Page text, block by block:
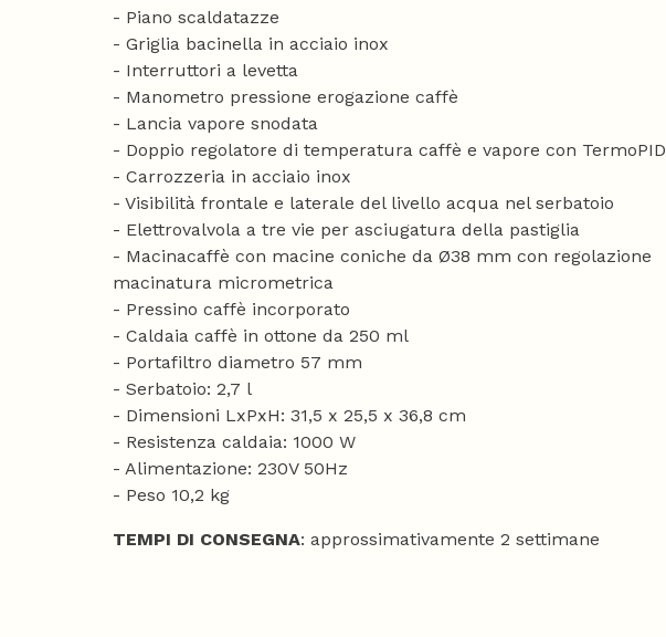
- Piano scaldatazze
- Griglia bacinella in acciaio inox
- Interruttori a levetta
- Manometro pressione erogazione caffè
- Lancia vapore snodata
- Doppio regolatore di temperatura caffè e vapore con TermoPID
- Carrozzeria in acciaio inox
- Visibilità frontale e laterale del livello acqua nel serbatoio
- Elettrovalvola a tre vie per asciugatura della pastiglia
- Macinacaffè con macine coniche da Ø38 mm con regolazione
macinatura micrometrica
- Pressino caffè incorporato
- Caldaia caffè in ottone da 250 ml
- Portafiltro diametro 57 mm
- Serbatoio: 2,7 l
- Dimensioni LxPxH: 31,5 x 25,5 x 36,8 cm
- Resistenza caldaia: 1000 W
- Alimentazione: 230V 50Hz
- Peso 10,2 kg
TEMPI DI CONSEGNA: approssimativamente 2 settimane